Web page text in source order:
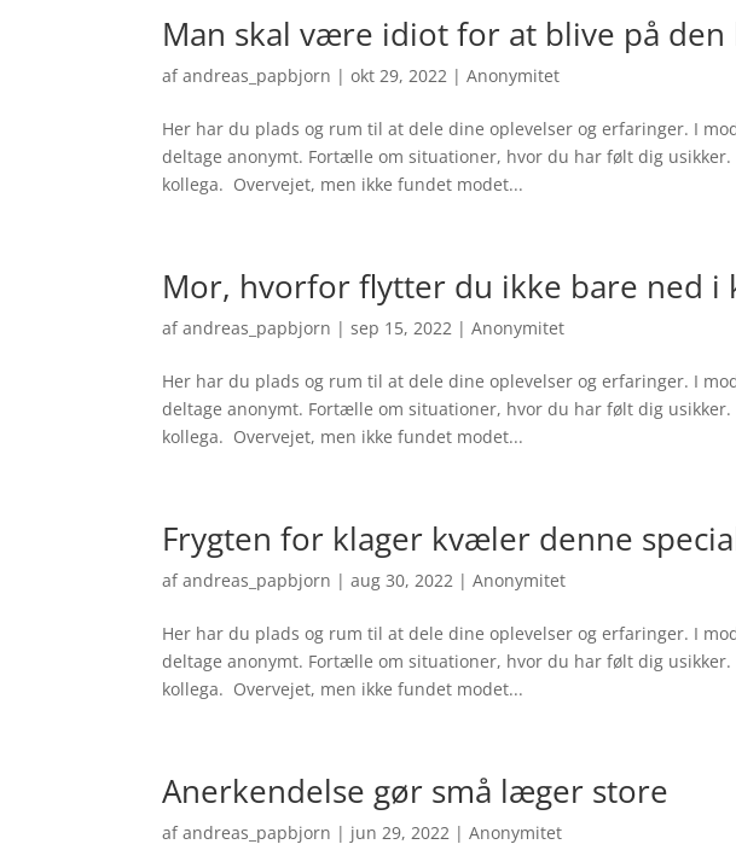
Man skal være idiot for at blive på
afandreas_papbjorn |okt 29, 2022 |Anonymitet
Her har du plads og rum til at dele dine oplevelser og erfaringer. I
deltage anonymt. Fortælle om situationer, hvor du har følt dig
kollega. Overvejet, men ikke fundet modet...
Mor, hvorfor flytter du ikke bare ned i
afandreas_papbjorn |sep 15, 2022 |Anonymitet
Her har du plads og rum til at dele dine oplevelser og erfaringer. I
deltage anonymt. Fortælle om situationer, hvor du har følt dig
kollega. Overvejet, men ikke fundet modet...
Frygten for klager kvæler denne
afandreas_papbjorn |aug 30, 2022 |Anonymitet
Her har du plads og rum til at dele dine oplevelser og erfaringer. I
deltage anonymt. Fortælle om situationer, hvor du har følt dig
kollega. Overvejet, men ikke fundet modet...
Anerkendelse gør små læger store
afandreas_papbjorn | jun 29, 2022 |Anonymitet